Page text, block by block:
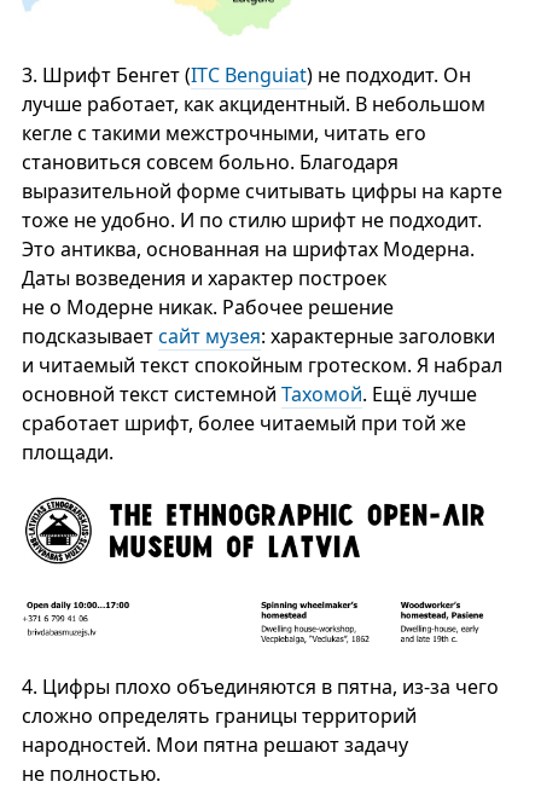
3. Шрифт Бенгет (ITC Benguiat) не подходит. Он
лучше работает, как акцидентный. В небольшом
кегле с такими межстрочными, читать его
становиться совсем больно. Благодаря
выразительной форме считывать цифры на карте
тоже не удобно. И по стилю шрифт не подходит.
Это антиква, основанная на шрифтах Модерна.
Даты возведения и характер построек
не о Модерне никак. Рабочее решение
подсказываетсайт музея: характерные заголовки
и читаемый текст спокойным гротеском. Я набрал
основной текст системной Тахомой. Ещё лучше
сработает шрифт, более читаемый при той же
площади.
4. Цифры плохо объединяются в пятна, из-за чего
сложно определять границы территорий
народностей. Мои пятна решают задачу
не полностью.